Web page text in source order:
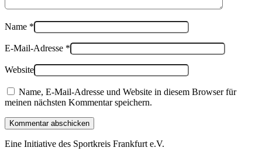
Name *
E-Mail-Adresse *
Website
Name, E-Mail-Adresse und Website in diesem Browser für
meinen nächsten Kommentar speichern.
Kommentar abschicken
Eine Initiative des Sportkreis Frankfurt e.V.